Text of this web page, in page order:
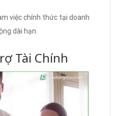
việc chính thức tại doanh
dài hạn.
Tài Chính